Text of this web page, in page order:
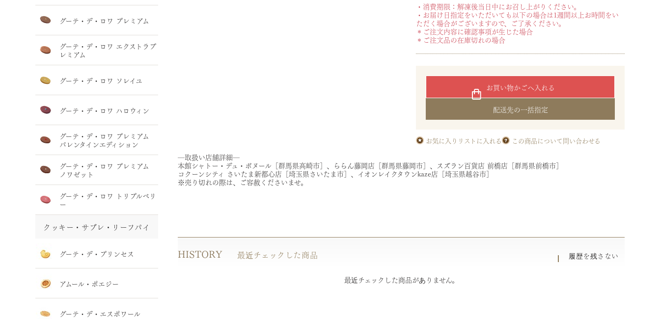
グーテ・デ・ロワ プレミアム
グーテ・デ・ロワ エクストラプ
レミアム
グーテ・デ・ロワ ソレイユ
グーテ・デ・ロワ ハロウィン
グーテ・デ・ロワ プレミアム
バレンタインエディション
グーテ・デ・ロワ プレミアム
ノワゼット
グーテ・デ・ロワ トリプルベリ
ー
クッキー・サブレ・リーフパイ
グーテ・デ・プリンセス
アムール・ポエジー
グーテ・デ・エスポワール
・消費期限：解凍後当日中にお召し上がりください。
・お届け日指定をいただいても以下の場合は1週間以上お時間をい
ただく場合がございますので、ご了承ください。
＊ご注文内容に確認事項が生じた場合
＊ご注文品の在庫切れの場合
お買い物かごへ入れる
配送先の一括指定
この商品について問い合わせる
お気に入りリストに入れる
―取扱い店舗詳細―
本館シャトー・デュ・ボヌール［群馬県高崎市］、ららん藤岡店［群馬県藤岡市］、スズラン百貨店 前橋店［群馬県前橋市］
コクーンシティ さいたま新都心店［埼玉県さいたま市］、イオンレイクタウンkaze店［埼玉県越谷市］
※売り切れの際は、ご容赦くださいませ。
HISTORY 最近チェックした商品 履歴を残さない
最近チェックした商品がありません。